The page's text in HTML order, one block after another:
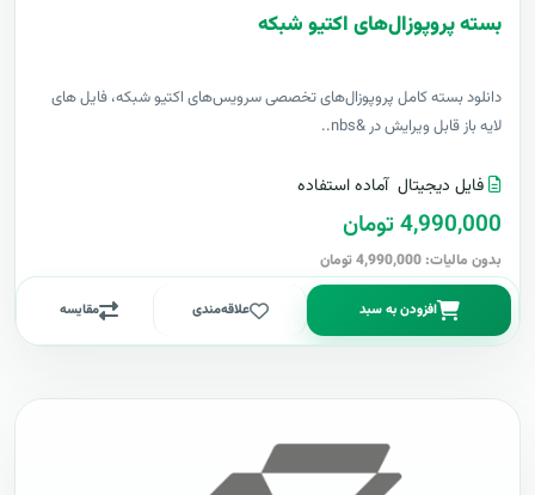
بسته پروپوزال‌های اکتیو شبکه
دانلود بسته کامل پروپوزال‌های تخصصی سرویس‌های اکتیو شبکه، فایل های
لایه باز قابل ویرایش در &nbs..
فایل دیجیتال آماده استفاده
4,990,000 تومان
بدون مالیات: 4,990,000 تومان
افزودن به سبد علاقه‌مندی مقایسه